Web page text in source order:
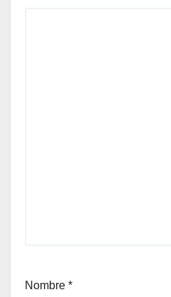
Nombre *